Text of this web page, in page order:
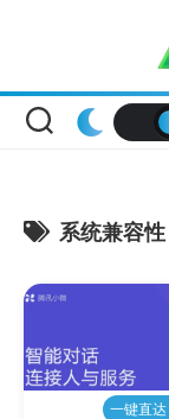
系统兼容性
一键直达